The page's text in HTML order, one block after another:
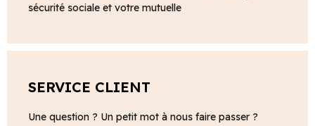
sécurité sociale et votre mutuelle
SERVICE CLIENT
Une question ? Un petit mot à nous faire passer ?